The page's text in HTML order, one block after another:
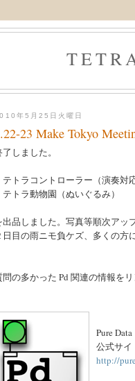
年5月25日火曜日
23 Make Tokyo
了しました。
テトラコントローラー（演奏対応
テトラ動物園（ぬいぐるみ）
出品しました。写真等順次アッ
日目の雨ニモ負ケズ、多くの
問の多かった Pd 関連の情報をリ
Pure Data
公式サイ
http://